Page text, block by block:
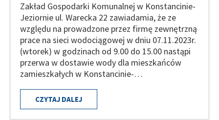
Zakład Gospodarki Komunalnej w Konstancinie-
Jeziornie ul. Warecka 22 zawiadamia, że ze
względu na prowadzone przez firmę zewnętrzną
prace na sieci wodociągowej w dniu 07.11.2023r.
(wtorek) w godzinach od 9.00 do 15.00 nastąpi
przerwa w dostawie wody dla mieszkańców
zamieszkałych w Konstancinie-…
CZYTAJ DALEJ